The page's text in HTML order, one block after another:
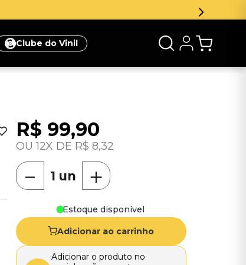
Clube do Vinil
R$ 99,90
12 R$ 8,32
＋
－
Estoque disponível
Adicionar ao carrinho
Adicionar o produto no